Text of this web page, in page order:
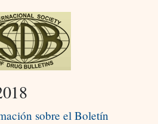
sobre el Boletín